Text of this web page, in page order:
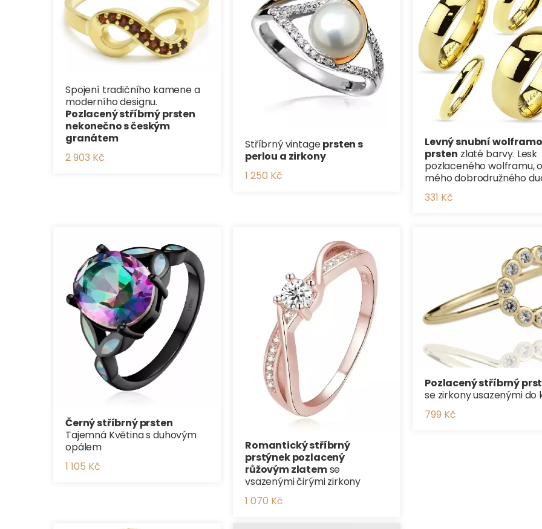
Spojení tradičního kamene a
moderního designu.
Pozlacený stříbrný prsten
nekonečno s českým
granátem
2 903 Kč
Stříbrný vintageprsten s
perlou a zirkony
1 250 Kč
Levný snubní
prsten zlaté barvy. Lesk
pozlaceného wolframu,
mého dobrodružného
331 Kč
Černý stříbrný prsten
Tajemná Květina s duhovým
opálem
1 105 Kč
Romantický stříbrný
prstýnek pozlacený
růžovým zlatemse
vsazenými čirými zirkony
1 070 Kč
Pozlacený stříbrný
se zirkony usazenými do
799 Kč